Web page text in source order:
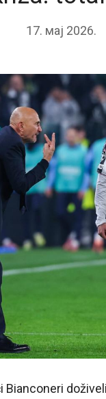
17. мај 2026.
Bianconeri